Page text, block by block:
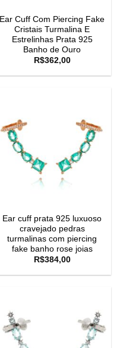
Ear Cuff Com Piercing Fake
Cristais Turmalina E
Estrelinhas Prata 925
Banho de Ouro
R$362,00
Ear cuff prata 925 luxuoso
cravejado pedras
turmalinas com piercing
fake banho rose joias
R$384,00